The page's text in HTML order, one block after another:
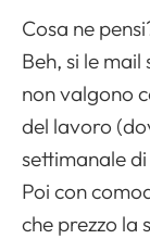
Cosa ne
Beh, si le
non valgono
del lavoro
settimanale
Poi con
che prezzo la